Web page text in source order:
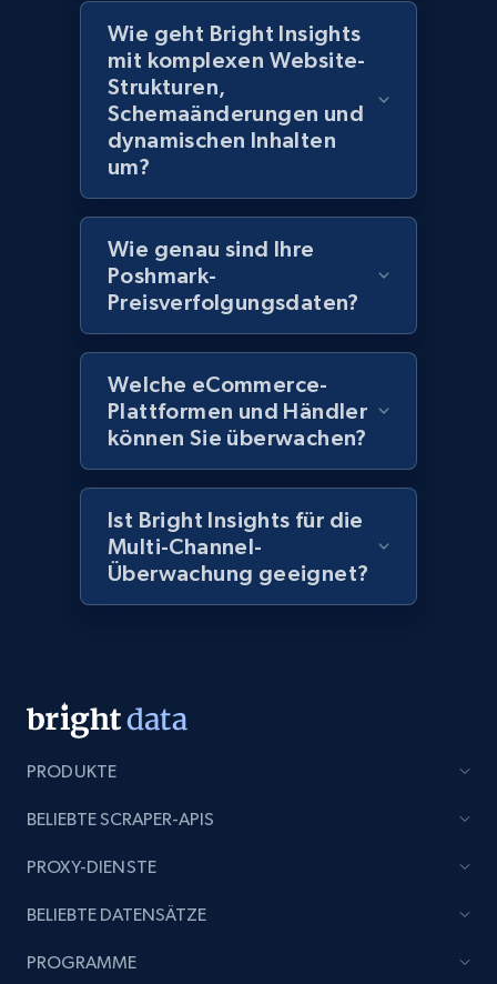
Amazon products global dataset - Collects
products by best sellers category URL
Title, Seller name, Brand, Description, Initial
price, Currency, Availability, Reviews count, and
2.1K+ 375+ Jetzt anfangen
Amazon products global dataset - Collect
Amazon products by seller URL
Title, Seller name, Brand, Description, Initial
price, Currency, Availability, Reviews count, and
2.1K+ 375+ Jetzt anfangen
Amazon products global dataset - Collect
products from Brands URLs
Etsy
Reviews count shop, Reviews count item, Initial
Wie geht Bright Insights
mit komplexen Website-
Strukturen,
Schemaänderungen und
dynamischen Inhalten
um?
Wie genau sind Ihre
Poshmark-
Preisverfolgungsdaten?
Welche eCommerce-
Plattformen und Händler
können Sie überwachen?
Ist Bright Insights für die
Multi-Channel-
Überwachung geeignet?
PRODUKTE
BELIEBTE SCRAPER-APIS
PROXY-DIENSTE
BELIEBTE DATENSÄTZE
PROGRAMME